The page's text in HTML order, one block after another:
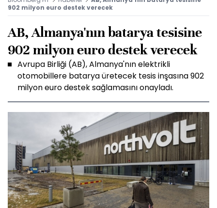
902 milyon euro destek verecek
AB, Almanya'nın batarya tesisine
902 milyon euro destek verecek
Avrupa Birliği (AB), Almanya'nın elektrikli
otomobillere batarya üretecek tesis inşasına 902
milyon euro destek sağlamasını onayladı.